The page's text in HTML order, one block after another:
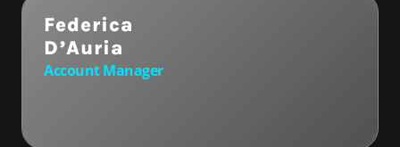
Federica
D’Auria
Account Manager